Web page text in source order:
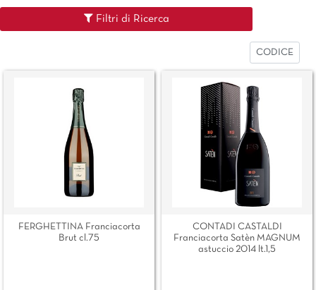
Filtri di Ricerca
FERGHETTINA Franciacorta
Brut cl.75
CONTADI CASTALDI
Franciacorta Satèn MAGNUM
astuccio 2014 lt.1,5